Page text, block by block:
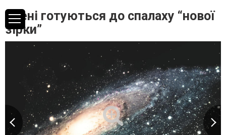
Вчені готуються до спалаху “нової
зірки”